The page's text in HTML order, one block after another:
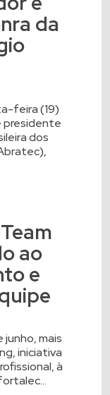
da
feira (19)
presidente
dos
ao
e
junho, mais
iniciativa
à